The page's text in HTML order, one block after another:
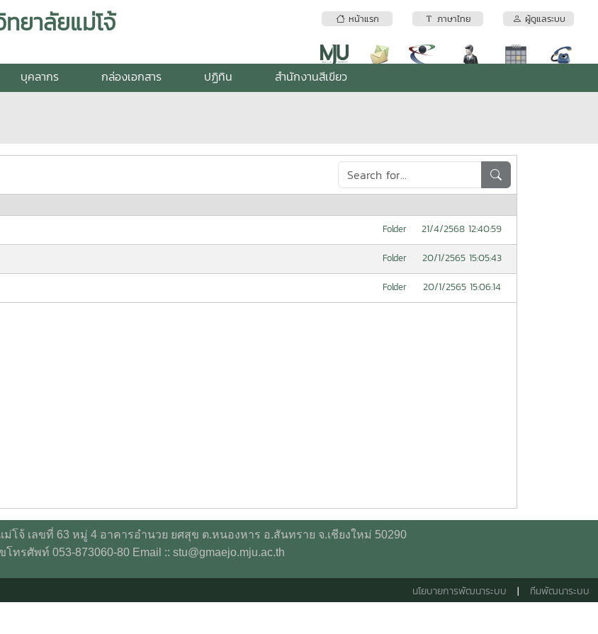
หน้าแรก ภาษาไทย ผู้ดูแลระบบ
ยาลัยแม่โจ้
บุคลากร กล่องเอกสาร ปฏิทิน สำนักงานสีเขียว
Folder 21/4/2568 12:40:59
Folder 20/1/2565 15:05:43
Folder 20/1/2565 15:06:14
จ้ เลขที่ 63 หมู่ 4 อาคารอำนวย ยศสุข ต.หนองหาร อ.สันทราย จ.เชียงใหม่ 50290
โทรศัพท์ 053-873060-80 Email :: stu@gmaejo.mju.ac.th
นโยบายการพัฒนาระบบ | ทีมพัฒนาระบบ